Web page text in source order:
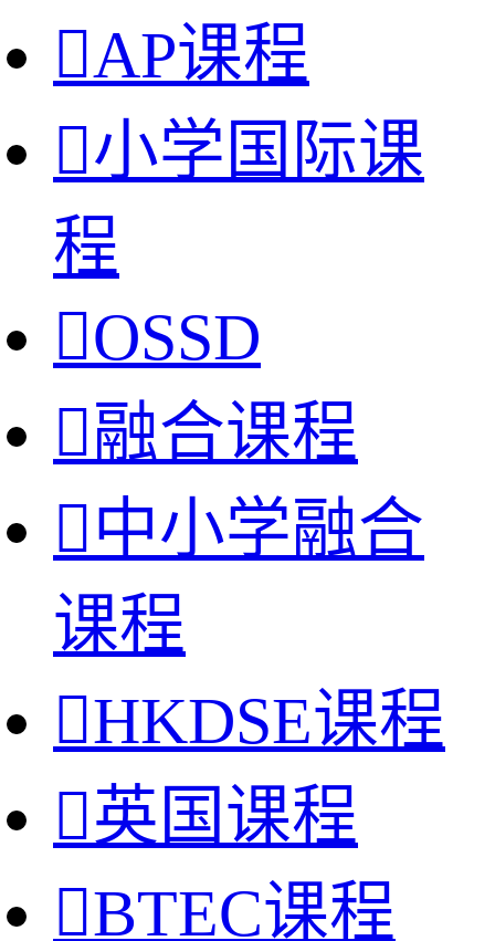
AP课程
小学国际课
程
OSSD
融合课程
中小学融合
课程
HKDSE课程
英国课程
BTEC课程